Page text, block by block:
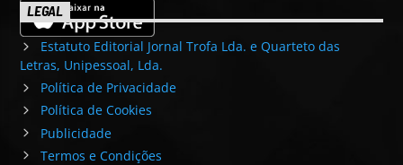
LEGAL
Estatuto Editorial Jornal Trofa Lda. e Quarteto das
Letras, Unipessoal, Lda.
Política de Privacidade
Política de Cookies
Publicidade
Termos e Condições